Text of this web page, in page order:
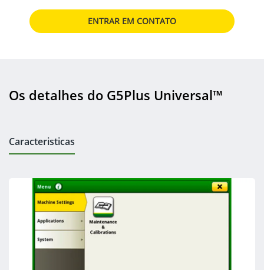
ENTRAR EM CONTATO
Os detalhes do G5Plus Universal™
Caracteristicas